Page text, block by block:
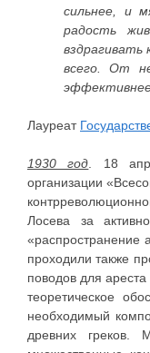
сильнее, и
радость
вздрагивать
всего. От
эффективнее
Лауреат
1930 год . 18
организации
Лосева за
«распространение
проходили также
поводов для
теоретическое
необходимый
древних